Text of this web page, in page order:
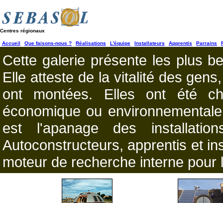
Centres régionaux
Accueil Que faisons-nous ? Réalisations L'équipe Installateurs Apprentis Parrains
Cette galerie présente les plus
Elle atteste de la vitalité des
ont montées. Elles ont été
économique ou
est l'apanage des
Autoconstructeurs, apprentis et
moteur de recherche interne pour